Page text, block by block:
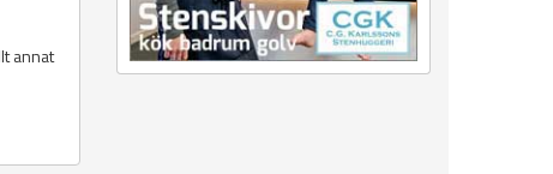
annat